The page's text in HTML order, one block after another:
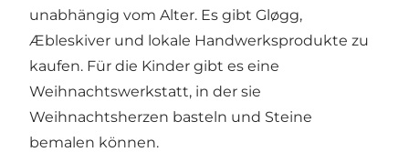
unabhängig vom Alter. Es gibt Gløgg,
Æbleskiver und lokale Handwerksprodukte zu
kaufen. Für die Kinder gibt es eine
Weihnachtswerkstatt, in der sie
Weihnachtsherzen basteln und Steine
bemalen können.